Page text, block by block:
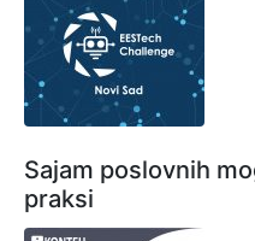
Sajam poslovnih
praksi